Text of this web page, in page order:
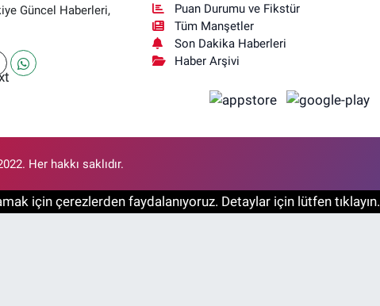
Güncel Haberleri,
Puan Durumu ve Fikstür
Tüm Manşetler
Son Dakika Haberleri
Haber Arşivi
Her hakkı saklıdır.
için çerezlerden faydalanıyoruz. Detaylar için lütfen tıklayın.